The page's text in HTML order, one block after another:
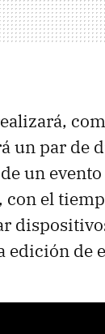
un par de
un
, con el
edición de